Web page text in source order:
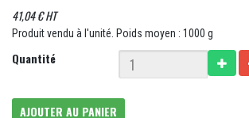
41,04 € HT
Produit vendu à l'unité. Poids moyen : 1000 g
Quantité
AJOUTER AU PANIER